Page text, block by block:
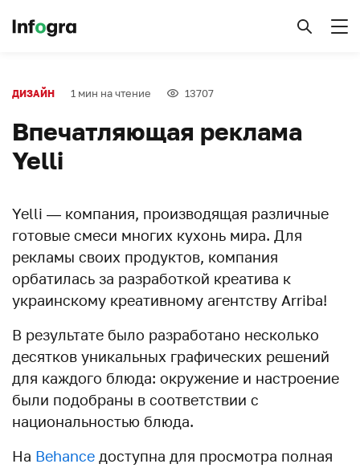
ДИЗАЙН 1 мин на чтение 13707
Впечатляющая реклама
Yelli
Yelli — компания, производящая различные
готовые смеси многих кухонь мира. Для
рекламы своих продуктов, компания
орбатилась за разработкой креатива к
украинскому креативному агентству Arriba!
В результате было разработано несколько
десятков уникальных графических решений
для каждого блюда: окружение и настроение
были подобраны в соответствии с
национальностью блюда.
На Behance доступна для просмотра полная